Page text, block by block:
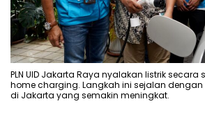
PLN UID Jakarta Raya nyalakan listrik secara
home charging. Langkah ini sejalan
di Jakarta yang semakin meningkat.